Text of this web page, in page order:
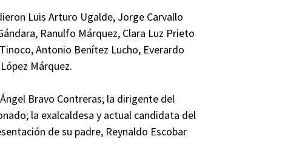
Luis Arturo Ugalde, Jorge Carvallo
Ranulfo Márquez, Clara Luz Prieto
Antonio Benítez Lucho, Everardo
Márquez.
Bravo Contreras; la dirigente del
la exalcaldesa y actual candidata del
de su padre, Reynaldo Escobar